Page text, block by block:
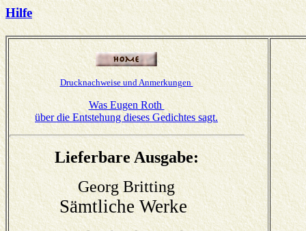
Hilfe
Drucknachweise und Anmerkungen
Was Eugen Roth
über die Entstehungdieses Gedichtessagt.
Lieferbare Ausgabe:
Georg Britting
Sämtliche Werke